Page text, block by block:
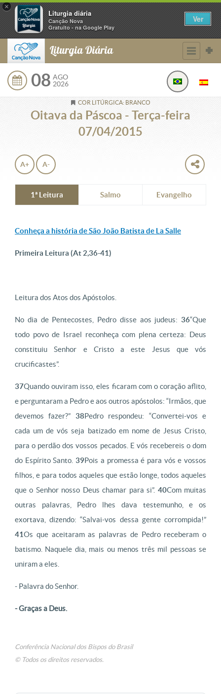
×
Liturgia diária
Canção Nova
Gratuito - na Google Play
Ver
Liturgia Diária
08 AGO
2026
COR LITÚRGICA: BRANCO
Oitava da Páscoa - Terça-feira
07/04/2015
A+ A-
1ª Leitura Salmo Evangelho
Conheça a história deSão João Batista de La Salle
Primeira Leitura (At 2,36-41)
Leitura dos Atos dos Apóstolos.
No dia de Pentecostes, Pedro disse aos judeus: 36“Que
todo povo de Israel reconheça com plena certeza: Deus
constituiu Senhor e Cristo a este Jesus que vós
crucificastes”.
37Quando ouviram isso, eles ficaram com o coração aflito,
e perguntaram a Pedro e aos outros apóstolos: “Irmãos, que
devemos fazer?” 38Pedro respondeu: “Convertei-vos e
cada um de vós seja batizado em nome de Jesus Cristo,
para o perdão dos vossos pecados. E vós recebereis o dom
do Espírito Santo.39Pois a promessa é para vós e vossos
filhos, e para todos aqueles que estão longe, todos aqueles
que o Senhor nosso Deus chamar para si”. 40Com muitas
outras palavras, Pedro lhes dava testemunho, e os
exortava, dizendo: “Salvai-vos dessa gente corrompida!”
41Os que aceitaram as palavras de Pedro receberam o
batismo. Naquele dia, mais ou menos três mil pessoas se
uniram a eles.
- Palavra do Senhor.
- Graças a Deus.
Conferência Nacional dos Bispos do Brasil
© Todos os direitos reservados.